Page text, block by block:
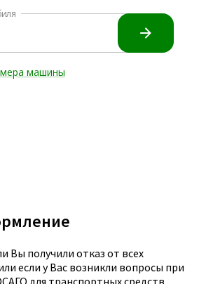
Вы получили отказ от всех
если у Вас возникли вопросы при
для транспортных средств